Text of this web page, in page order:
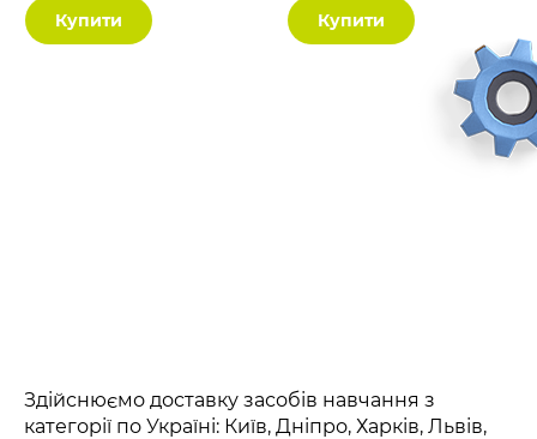
Купити Купити
Здійснюємо доставку засобів навчання з
категорії по Україні: Київ, Дніпро, Харків, Львів,